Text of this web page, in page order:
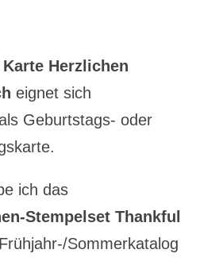
Karte Herzlichen
eignet sich
Geburtstags- oder
ich das
Stempelset Thankful
Sommerkatalog